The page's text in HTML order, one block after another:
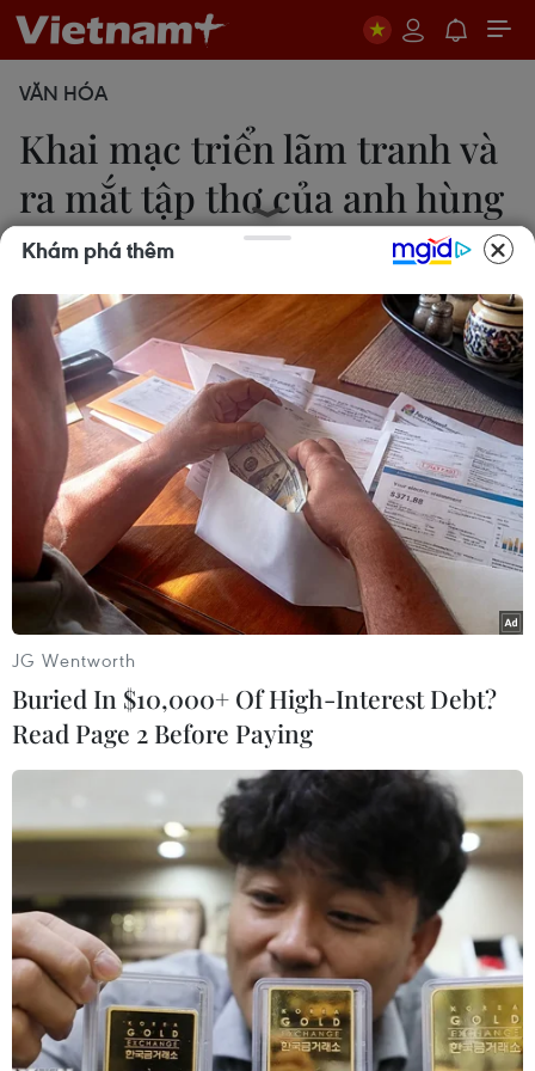
VĂN HÓA
Khai mạc triển lãm tranh và
ra mắt tập thơ của anh hùng
Cuba
Thu Phương
24/04/2018 11:12
Triển lãm tranh “Bản sắc Cuba qua hình ảnh các
loài bướm” và tập thơ “Sự thật đặt tên tôi” của
Anh hùng Cuba Antonio Guerrero Rodriguez đã
được khai mạc và ra mắt.
Bìa tập thơ 'Sự thật đặt tên tôi'
Ngày 24/4, tại Trung tâm Thông tin Văn hóa Hồ
Khám phá thêm
JG Wentworth
Buried In $10,000+ Of High-Interest Debt?
Read Page 2 Before Paying